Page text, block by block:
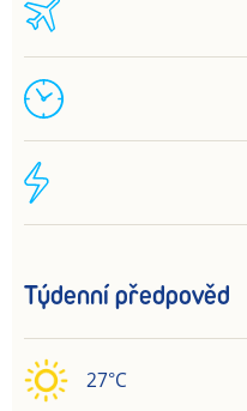
Týdenní předpověd
27°C